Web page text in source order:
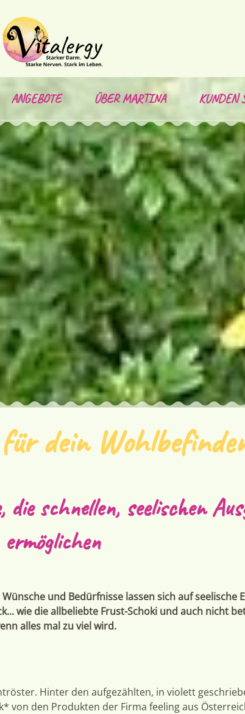
ANGEBOTE ÜBER MARTINA KUNDEN
dein
schnellen, seelischen
ermöglichen
und Bedürfnisse lassen sich auf seelische
wie die allbeliebte Frust-Schoki und auch nicht
alles mal zu viel wird.
Hinter den aufgezählten, in violett
den Produkten der Firma feeling aus